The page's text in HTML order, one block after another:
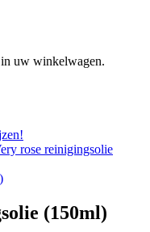
uw winkelwagen.
rose reinigingsolie
(150ml)